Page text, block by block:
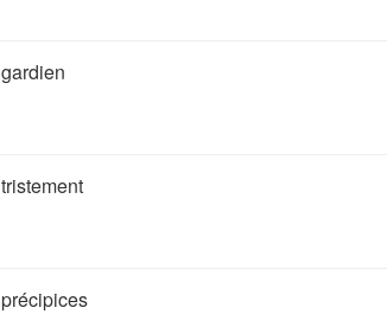
gardien
tristement
précipices